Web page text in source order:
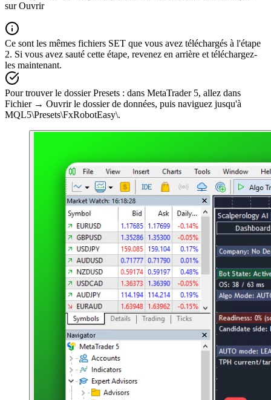
sur Ouvrir
Ce sont les mêmes fichiers SET que vous avez téléchargés à l'étape
2. Si vous avez sauté cette étape, revenez en arrière et téléchargez-
les maintenant.
Pour trouver le dossier Presets : dans MetaTrader 5, allez dans
Fichier → Ouvrir le dossier de données, puis naviguez jusqu'à
MQL5\Presets\FxRobotEasy\.